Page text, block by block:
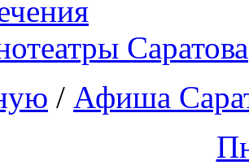
Саратова
/ Афиша